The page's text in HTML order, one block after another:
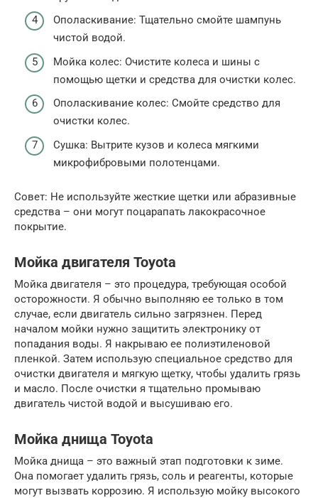
Ополаскивание: Тщательно смойте шампунь
чистой водой.
Мойка колес: Очистите колеса и шины с
помощью щетки и средства для очистки колес.
Ополаскивание колес: Смойте средство для
очистки колес.
Сушка: Вытрите кузов и колеса мягкими
микрофибровыми полотенцами.
Совет: Не используйте жесткие щетки или абразивные
средства – они могут поцарапать лакокрасочное
покрытие.
Мойка двигателя Toyota
Мойка двигателя – это процедура, требующая особой
осторожности. Я обычно выполняю ее только в том
случае, если двигатель сильно загрязнен. Перед
началом мойки нужно защитить электронику от
попадания воды. Я накрываю ее полиэтиленовой
пленкой. Затем использую специальное средство для
очистки двигателя и мягкую щетку, чтобы удалить грязь
и масло. После очистки я тщательно промываю
двигатель чистой водой и высушиваю его.
Мойка днища Toyota
Мойка днища – это важный этап подготовки к зиме.
Она помогает удалить грязь, соль и реагенты, которые
могут вызвать коррозию. Я использую мойку высокого